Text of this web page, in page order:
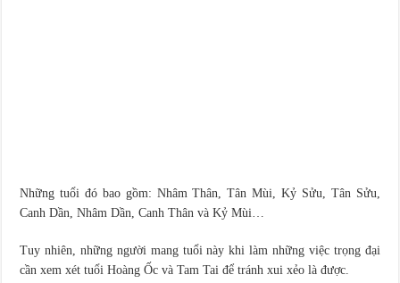
Những tuổi đó bao gồm: Nhâm Thân, Tân Mùi, Kỷ Sửu, Tân Sửu,
Canh Dần, Nhâm Dần, Canh Thân và Kỷ Mùi…
Tuy nhiên, những người mang tuổi này khi làm những việc trọng đại
cần xem xét tuổi Hoàng Ốc và Tam Tai để tránh xui xẻo là được.